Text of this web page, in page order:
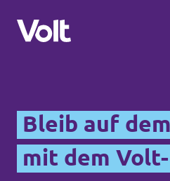
Website
Volt in deinem
Programm
Bleib auf
mit dem